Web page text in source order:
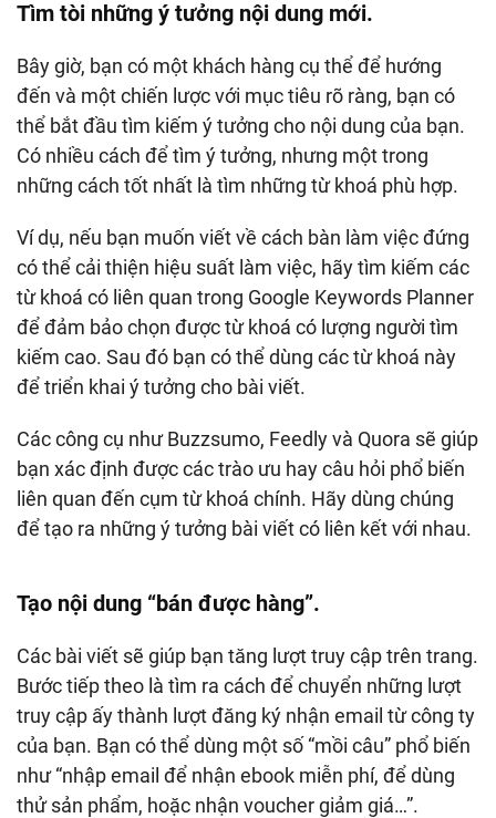
Tìm tòi những ý tưởng nội dung mới.
Bây giờ, bạn có một khách hàng cụ thể để hướng
đến và một chiến lược với mục tiêu rõ ràng, bạn có
thể bắt đầu tìm kiếm ý tưởng cho nội dung của bạn.
Có nhiều cách để tìm ý tưởng, nhưng một trong
những cách tốt nhất là tìm những từ khoá phù hợp.
Ví dụ, nếu bạn muốn viết về cách bàn làm việc đứng
có thể cải thiện hiệu suất làm việc, hãy tìm kiếm các
từ khoá có liên quan trong Google Keywords Planner
để đảm bảo chọn được từ khoá có lượng người tìm
kiếm cao. Sau đó bạn có thể dùng các từ khoá này
để triển khai ý tưởng cho bài viết.
Các công cụ như Buzzsumo, Feedly và Quora sẽ giúp
bạn xác định được các trào ưu hay câu hỏi phổ biến
liên quan đến cụm từ khoá chính. Hãy dùng chúng
để tạo ra những ý tưởng bài viết có liên kết với nhau.
Tạo nội dung “bán được hàng”.
Các bài viết sẽ giúp bạn tăng lượt truy cập trên trang.
Bước tiếp theo là tìm ra cách để chuyển những lượt
truy cập ấy thành lượt đăng ký nhận email từ công ty
của bạn. Bạn có thể dùng một số “mồi câu” phổ biến
như “nhập email để nhận ebook miễn phí, để dùng
thử sản phẩm, hoặc nhận voucher giảm giá…”.